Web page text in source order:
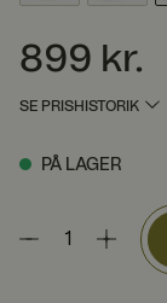
Pris:899 kr.
899 kr.
SE PRISHISTORIK
PÅ LAGER